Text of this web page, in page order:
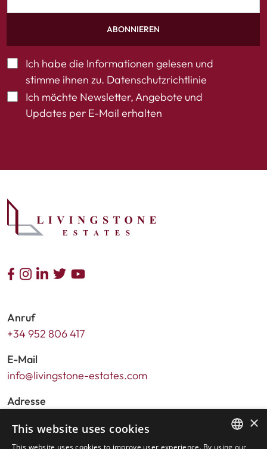
ABONNIEREN
Ich habe die Informationen gelesen und
stimme ihnen zu. Datenschutzrichtlinie
Ich möchte Newsletter, Angebote und
Updates per E-Mail erhalten
Anruf
+34 952 806 417
E-Mail
info@livingstone-estates.com
Adresse
Ctra. de Cadiz KM 164 , 29680
×
This website uses cookies
This website uses cookies to improve user experience. By using our